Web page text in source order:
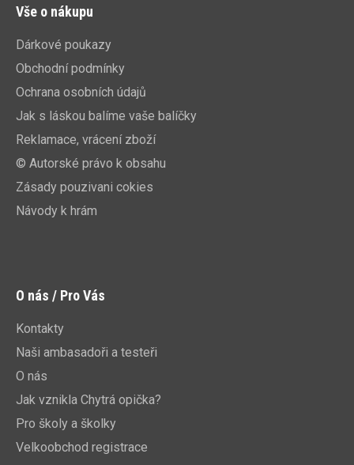
Vše o nákupu
Dárkové poukazy
Obchodní podmínky
Ochrana osobních údajů
Jak s láskou balíme vaše balíčky
Reklamace, vrácení zboží
© Autorské právo k obsahu
Zásady pouzivani cokies
Návody k hrám
O nás / Pro Vás
Kontakty
Naši ambasadoři a testeři
O nás
Jak vznikla Chytrá opička?
Pro školy a školky
Velkoobchod registrace